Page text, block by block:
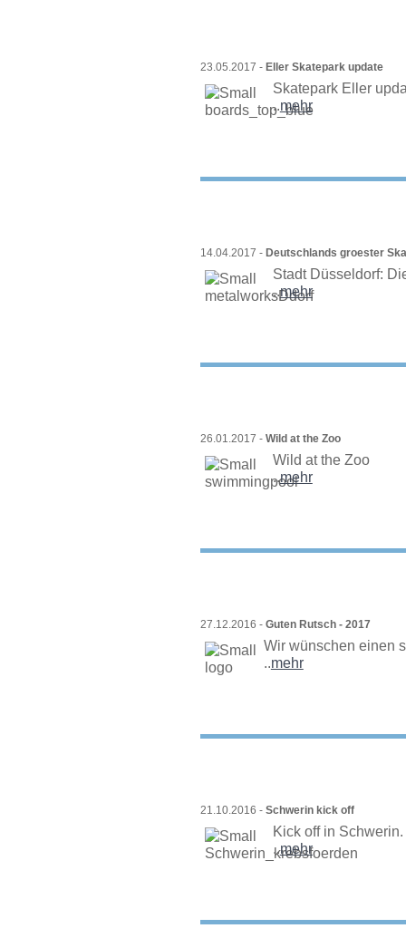
23.05.2017 - Eller Skatepark update
Skatepark Eller
..mehr
14.04.2017 - Deutschlands groester
Stadt Düsseldorf:
..mehr
26.01.2017 - Wild at the Zoo
Wild at the Zoo
..mehr
27.12.2016 - Guten Rutsch - 2017
Wir wünschen einen
..mehr
21.10.2016 - Schwerin kick off
Kick off in Schwerin.
..mehr